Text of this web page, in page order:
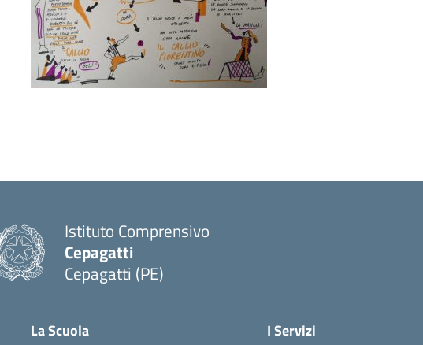
Istituto Comprensivo
Cepagatti
Cepagatti (PE)
La Scuola I Servizi